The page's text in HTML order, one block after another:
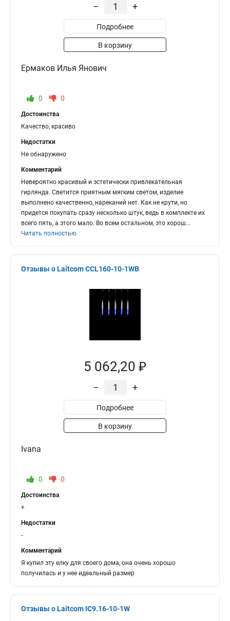
– +
Подробнее
В корзину
Ермаков Илья Янович
0 0
Достоинства
Качество, красиво
Недостатки
Не обнаружено
Комментарий
Невероятно красивый и эстетически привлекательная
гирлянда. Светится приятным мягким светом, изделие
выполнено качественно, нареканий нет. Как не крути, но
придется покупать сразу несколько штук, ведь в комплекте их
всего пять, а этого мало. Во всем остальном, это хорош...
Читать полностью
Отзывы о Laitcom CCL160-10-1WB
5 062,20 ₽
– +
Подробнее
В корзину
Ivana
0 0
Достоинства
+
Недостатки
-
Комментарий
Я купил эту елку для своего дома, она очень хорошо
получилась и у нее идеальный размер
Отзывы о Laitcom IC9.16-10-1W